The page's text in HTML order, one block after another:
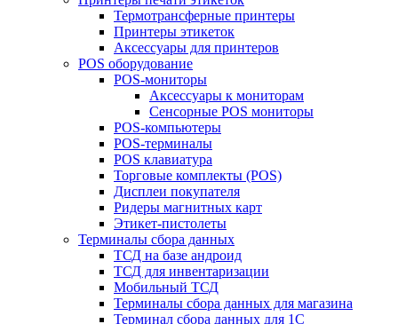
Термотрансферные принтеры
Принтеры этикеток
Аксессуары для принтеров
POS оборудование
POS-мониторы
Аксессуары к мониторам
Сенсорные POS мониторы
POS-компьютеры
POS-терминалы
POS клавиатура
Торговые комплекты (POS)
Дисплеи покупателя
Ридеры магнитных карт
Этикет-пистолеты
Терминалы сбора данных
ТСД на базе андроид
ТСД для инвентаризации
Мобильный ТСД
Терминалы сбора данных для магазина
Терминал сбора данных для 1C